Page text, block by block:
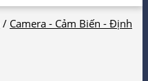
/ Camera - Cảm Biến - Định